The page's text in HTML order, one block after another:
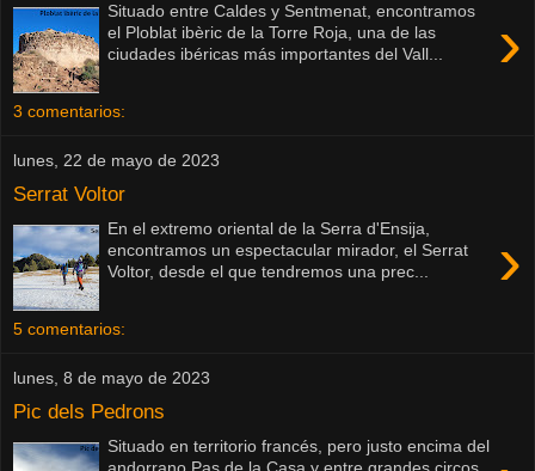
›
Situado entre Caldes y Sentmenat, encontramos
el Ploblat ibèric de la Torre Roja, una de las
ciudades ibéricas más importantes del Vall...
3 comentarios:
lunes, 22 de mayo de 2023
Serrat Voltor
›
En el extremo oriental de la Serra d'Ensija,
encontramos un espectacular mirador, el Serrat
Voltor, desde el que tendremos una prec...
5 comentarios:
lunes, 8 de mayo de 2023
Pic dels Pedrons
Situado en territorio francés, pero justo encima del